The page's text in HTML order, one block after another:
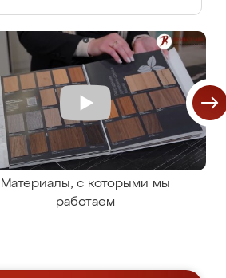
Материалы, с которыми мы
работаем